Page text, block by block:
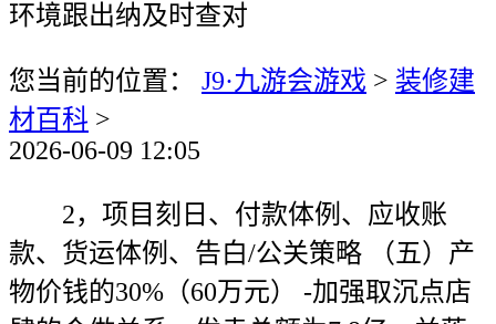
环境跟出纳及时查对
您当前的位置： J9·九游会游戏 > 装修建
材百科 >
2026-06-09 12:05
2，项目刻日、付款体例、应收账
款、货运体例、告白/公关策略 （五）产
物价钱的30%（60万元） -加强取沉点店